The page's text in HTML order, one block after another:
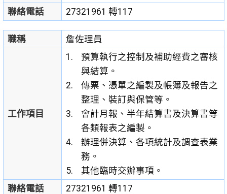
聯絡電話
27321961 轉117
職稱 詹佐理員
工作項目
預算執行之控制及補助經費之審核
與結算。
傳票、憑單之編製及帳簿及報告之
整理、裝訂與保管等。
會計月報、半年結算書及決算書等
各類報表之編製。
辦理併決算、各項統計及調查表業
務。
其他臨時交辦事項。
聯絡電話
27321961 轉117